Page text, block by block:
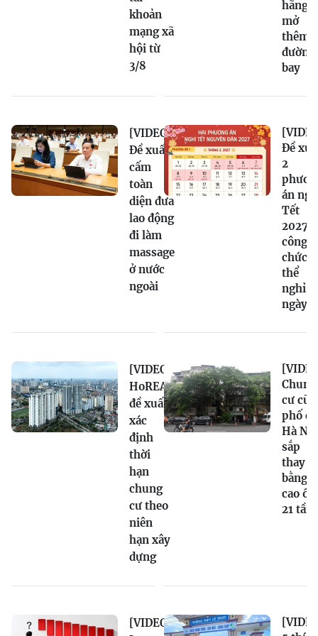
khoản
mạng xã
hội từ
3/8
hãng
mở
thêm
đường
bay
[VIDEO]
Đề xuất
cấm
toàn
diện đưa
lao động
đi làm
massage
ở nước
ngoài
Đề
2
án
Tết
2027:
công
chức
thể
nghỉ
ngày
[VIDEO]
HoREA
đề xuất
xác
định
thời
hạn
chung
cư theo
niên
hạn xây
dựng
Chung
cư cũ
phố cổ
Hà Nội
sắp
thay
bằng
cao ốc
21
[VIDEO]